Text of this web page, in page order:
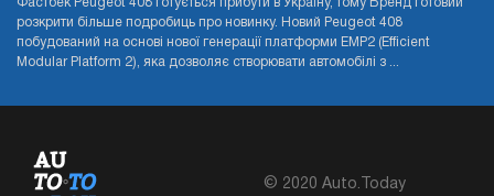
розкрити більше подробиць про новинку. Новий Peugeot 408
побудований на основі нової генерації платформи EMP2 (Efficient
Modular Platform 2), яка дозволяє створювати автомобілі з ...
© 2020 Auto.Today